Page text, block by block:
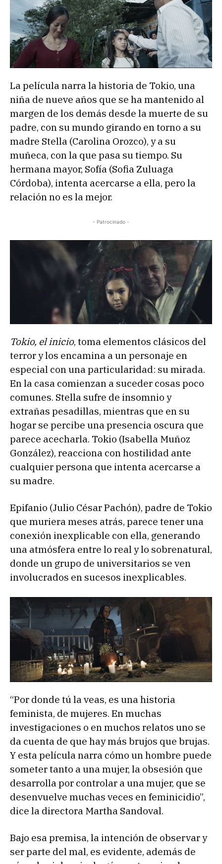
La película narra la historia de Tokio, una
niña de nueve años que se ha mantenido al
margen de los demás desde la muerte de su
padre, con su mundo girando en torno a su
madre Stella (Carolina Orozco), y a su
muñeca, con la que pasa su tiempo. Su
hermana mayor, Sofía (Sofia Zuluaga
Córdoba), intenta acercarse a ella, pero la
relación no es la mejor.
- Patrocinado -
Tokio, el inicio, toma elementos clásicos del
terror y los encamina a un personaje en
especial con una particularidad: su mirada.
En la casa comienzan a suceder cosas poco
comunes. Stella sufre de insomnio y
extrañas pesadillas, mientras que en su
hogar se percibe una presencia oscura que
parece acecharla. Tokio (Isabella Muñoz
González), reacciona con hostilidad ante
cualquier persona que intenta acercarse a
su madre.
Epifanio (Julio César Pachón), padre de Tokio
que muriera meses atrás, parece tener una
conexión inexplicable con ella, generando
una atmósfera entre lo real y lo sobrenatural,
donde un grupo de universitarios se ven
involucrados en sucesos inexplicables.
“Por donde tú la veas, es una historia
feminista, de mujeres. En muchas
investigaciones o en muchos relatos uno se
da cuenta de que hay más brujos que brujas.
Y esta película narra cómo un hombre puede
someter tanto a una mujer, la obsesión que
desarrolla por controlar a una mujer, que se
desenvuelve muchas veces en feminicidio”,
dice la directora Martha Sandoval.
Bajo esa premisa, la intención de observar y
ser parte del mal, es evidente, además de